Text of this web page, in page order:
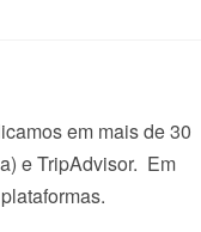
em mais de 30
e TripAdvisor. Em